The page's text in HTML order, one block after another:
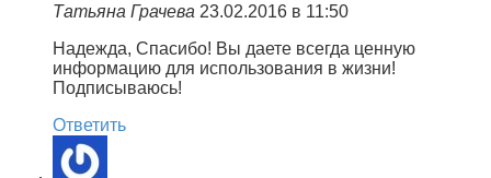
Татьяна Грачева 23.02.2016 в 11:50
Надежда, Спасибо! Вы даете всегда ценную
информацию для использования в жизни!
Подписываюсь!
Ответить